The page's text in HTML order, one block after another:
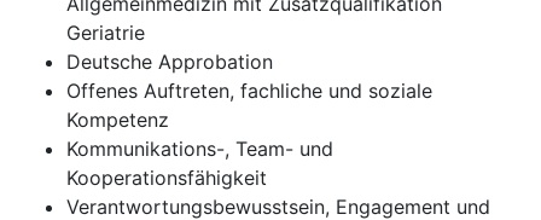
Geriatrie
Deutsche Approbation
Offenes Auftreten, fachliche und soziale
Kompetenz
Kommunikations-, Team- und
Kooperationsfähigkeit
Verantwortungsbewusstsein, Engagement und